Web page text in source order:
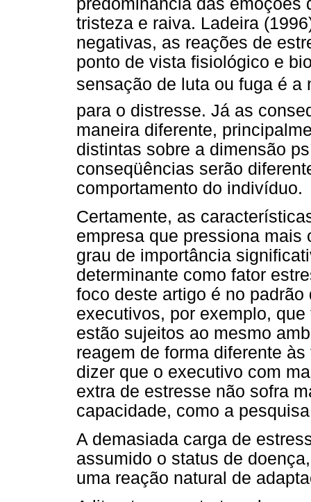
tristeza e raiva. Ladeira
negativas, as reações de
ponto de vista fisiológico e
sensação de luta ou fuga é
para o distresse. Já as
maneira diferente,
distintas sobre a dimensão
conseqüências serão
comportamento do indivíduo.
Certamente, as
empresa que pressiona mais
grau de importância
determinante como fator
foco deste artigo é no
executivos, por exemplo,
estão sujeitos ao mesmo
reagem de forma diferente
dizer que o executivo com
extra de estresse não sofra
capacidade, como a
A demasiada carga de
assumido o status de
uma reação natural de